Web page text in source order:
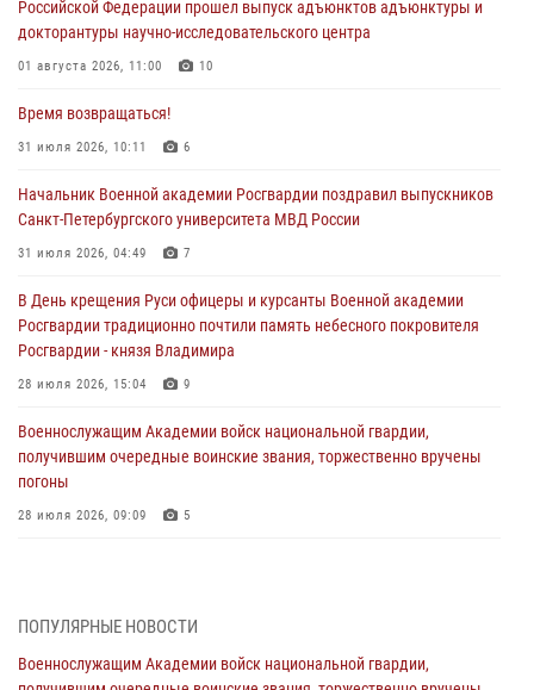
Российской Федерации прошел выпуск адъюнктов адъюнктуры и
докторантуры научно-исследовательского центра
01 августа 2026, 11:00 10
Время возвращаться!
31 июля 2026, 10:11 6
Начальник Военной академии Росгвардии поздравил выпускников
Санкт-Петербургского университета МВД России
31 июля 2026, 04:49 7
В День крещения Руси офицеры и курсанты Военной академии
Росгвардии традиционно почтили память небесного покровителя
Росгвардии - князя Владимира
28 июля 2026, 15:04 9
Военнослужащим Академии войск национальной гвардии,
получившим очередные воинские звания, торжественно вручены
погоны
28 июля 2026, 09:09 5
27 июля 2026, 14:49 7
Военная академия информирует!
ПОПУЛЯРНЫЕ НОВОСТИ
Военнослужащим Академии войск национальной гвардии,